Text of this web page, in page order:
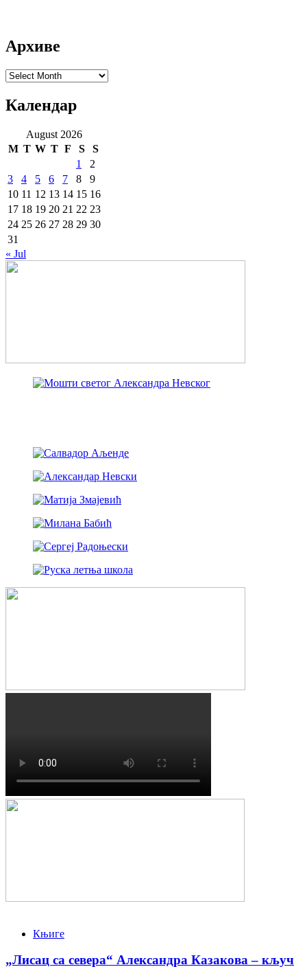
Архиве
Архиве
Календар
August 2026
M T W T F S
S
1
2
3
4 5 6 7 8
9
10 11 12 13 14 15 16
17 18 19 20 21 22 23
24 25 26 27 28 29 30
31
« Jul
Књиге
„Лисац са севера“ Александра Казакова – кључ